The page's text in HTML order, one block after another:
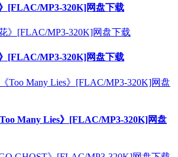
[FLAC/MP3-320K]网盘下载
[FLAC/MP3-320K]网盘下载
Many Lies》[FLAC/MP3-320K]网盘